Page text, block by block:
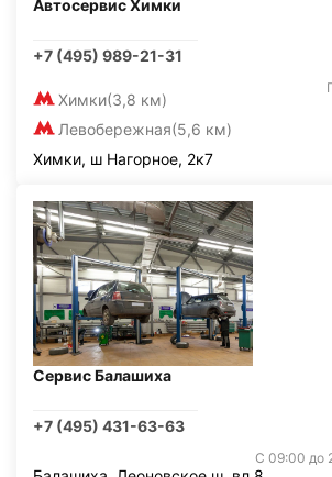
Автосервис Химки
+7 (495) 989-21-31
Химки(3,8 км)
Левобережная(5,6 км)
Химки, ш Нагорное, 2к7
Сервис Балашиха
+7 (495) 431-63-63
С 09:00 до